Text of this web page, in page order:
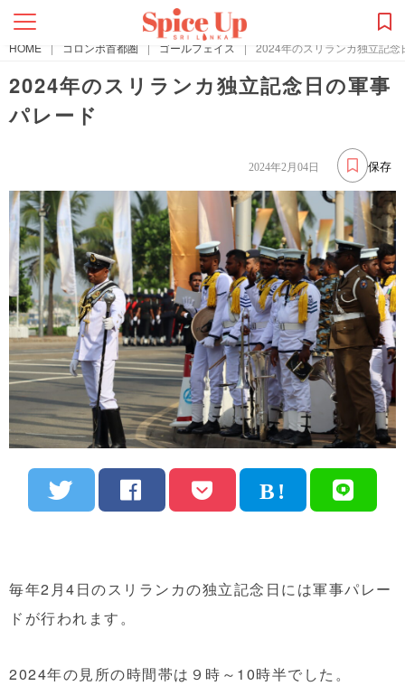
HOME | コロンボ首都圏 | ゴールフェイス | 2024年のスリランカ独立記念
2024年のスリランカ独立記念日の軍事
パレード
保存
2024年2月04日
毎年2月4日のスリランカの独立記念日には軍事パレー
ドが行われます。
2024年の見所の時間帯は９時～10時半でした。